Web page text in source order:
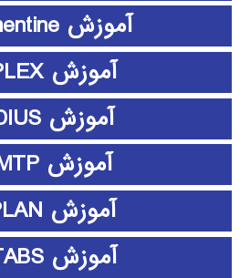
آموزش clementine
آموزش CPLEX
آموزش EDIUS
آموزش EMTP
آموزش ePLAN
آموزش ETABS